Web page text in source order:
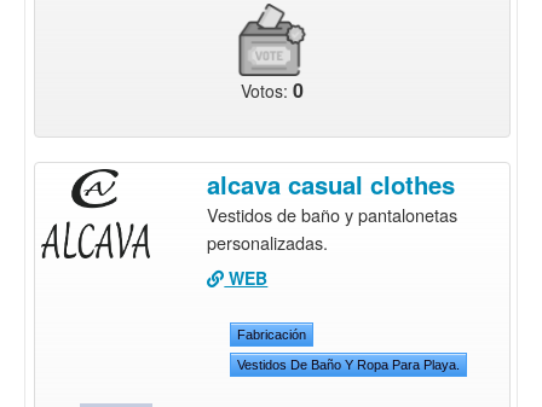
Votos: 0
alcava casual clothes
Vestidos de baño y pantalonetas
personalizadas.
WEB
Fabricación
Vestidos De Baño Y Ropa Para Playa.